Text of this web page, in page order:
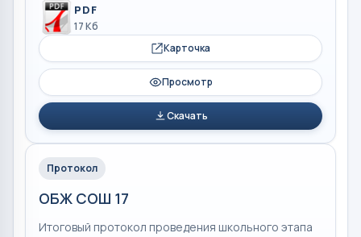
PDF
17 Кб
Карточка
Просмотр
Скачать
Протокол
ОБЖ СОШ 17
Итоговый протокол проведения школьного этапа